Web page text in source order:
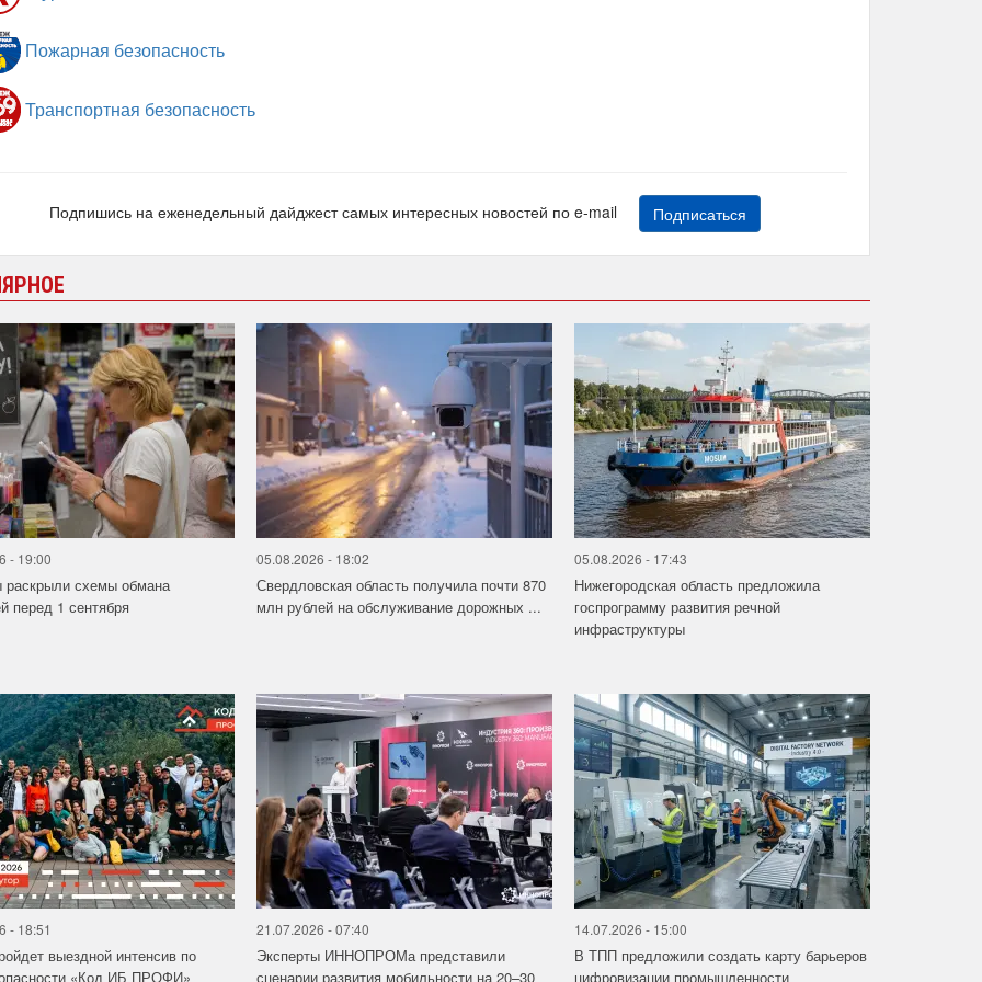
Пожарная безопасность
Транспортная безопасность
Подпишись на еженедельный дайджест самых интересных новостей по e-mail Подписаться
- 19:00
раскрыли схемы обмана
перед 1 сентября
05.08.2026 - 18:02
Свердловская область получила почти 870
млн рублей на обслуживание дорожных ...
05.08.2026 - 17:43
Нижегородская область предложила
госпрограмму развития речной
инфраструктуры
- 18:51
выездной интенсив по
«Код ИБ ПРОФИ»
21.07.2026 - 07:40
Эксперты ИННОПРОМа представили
сценарии развития мобильности на 20–30
14.07.2026 - 15:00
В ТПП предложили создать карту барьеров
цифровизации промышленности